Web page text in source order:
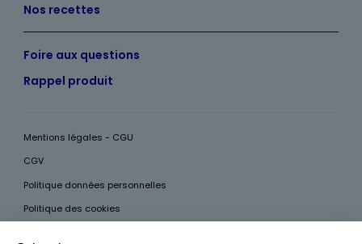
Nos recettes
Foire aux questions
Rappel produit
Mentions légales - CGU
CGV
Politique données personnelles
Politique des cookies